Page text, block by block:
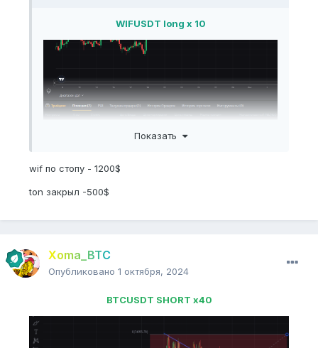
WIFUSDT long x 10
Показать
wif по стопу - 1200$
ton закрыл -500$
Xoma_BTC
Опубликовано 1 октября, 2024
BTCUSDT SHORT x40